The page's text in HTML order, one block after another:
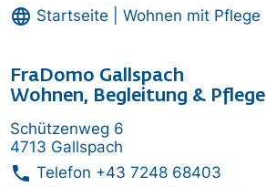
language Startseite | Wohnen mit Pflege
FraDomo Gallspach
Wohnen, Begleitung & Pflege
Schützenweg 6
4713 Gallspach
phone Telefon +43 7248 68403